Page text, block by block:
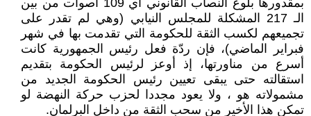
بمقدورها بلوغ النصاب القانوني أي 109 أصوات من بين
الـ 217 المشكلة للمجلس النيابي (وهي لم تقدر على
تجميعهم لكسب الثقة للحكومة التي تقدمت بها في شهر
فبراير الماضي)، فإن ردّة فعل رئيس الجمهورية كانت
أسرع من مناورتها، إذ أوعز لرئيس الحكومة بتقديم
استقالته حتى يبقى تعيين رئيس الحكومة الجديد من
مشمولاته هو ، ولا يعود مجددا لحزب حركة النهضة لو
تمكن هذا الأخير من سحب الثقة من داخل البرلمان.